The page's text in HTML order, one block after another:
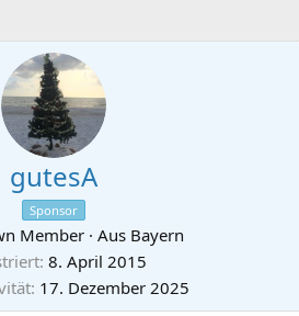
gutesA
Sponsor
Member · Aus Bayern
8. April 2015
17. Dezember 2025